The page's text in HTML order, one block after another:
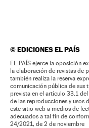
©EDICIONES EL PAÍS
EL PAÍS ejerce la oposición
la elaboración de revistas de
también realiza la reserva
comunicación pública de sus
prevista en el artículo 33.1 del
de las reproducciones y usos
este sitio web a medios de
adecuados a tal fin de
24/2021, de 2 de noviembre